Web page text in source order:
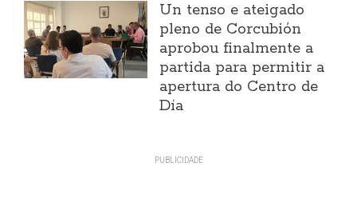
Un tenso e ateigado
pleno de Corcubión
aprobou finalmente a
partida para permitir a
apertura do Centro de
Día